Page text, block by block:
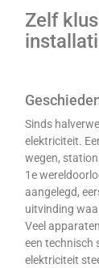
Zelf
Sinds
elektriciteit.
wegen,
1e
aangelegd,
uitvinding
Veel
een technisch
elektriciteit